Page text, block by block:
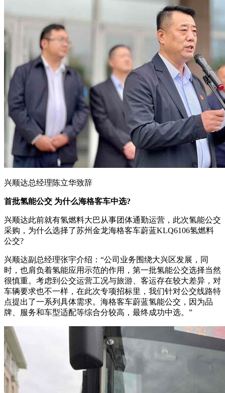
兴顺达总经理陈立华致辞
首批氢能公交 为什么海格客车中选?
兴顺达此前就有氢燃料大巴从事团体通勤运营，此次氢能公交
采购，为什么选择了苏州金龙海格客车蔚蓝KLQ6106氢燃料
公交?
兴顺达副总经理张宇介绍：“公司业务围绕大兴区发展，同
时，也肩负着氢能应用示范的作用，第一批氢能公交选择当然
很慎重。考虑到公交运营工况与旅游、客运存在较大差异，对
车辆要求也不一样，在此次专项招标里，我们针对公交线路特
点提出了一系列具体需求。海格客车蔚蓝氢能公交，因为品
牌、服务和车型适配等综合分较高，最终成功中选。”